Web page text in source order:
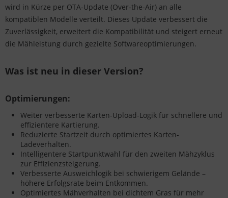
wird in Kürze per OTA-Update (Over-the-Air) an alle
kompatiblen Modelle verteilt. Dieses Update verbessert die
Zuverlässigkeit, erweitert die Kompatibilität und steigert erneut
die Mähleistung durch gezielte Softwareoptimierungen.
Was ist neu in dieser Version?
Optimierungen:
Weiter verbesserte Karten-Upload-Logik für schnellere und
effizientere Kartierung.
Reduzierte Startzeit durch optimiertes Karten-
Ladeverhalten.
Intelligentere Startpunktwahl für den zweiten Mähzyklus
zur Effizienzsteigerung.
Verbesserte Ausweichlogik bei schwierigem Gelände –
höhere Erfolgsrate beim Entkommen.
Optimiertes Mähverhalten bei dichtem Gras für mehr